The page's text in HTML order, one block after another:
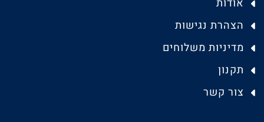
אודות
הצהרת נגישות
מדיניות משלוחים
תקנון
צור קשר